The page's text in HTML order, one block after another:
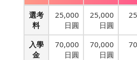
選考
料
25,000
日圓
25,000
日圓
入學
金
70,000
日圓
70,000
日圓